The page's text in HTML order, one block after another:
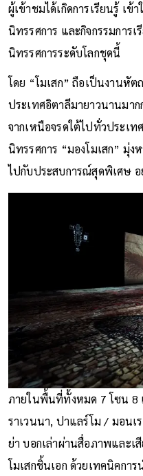
ผู้เข้าชมได้เกิดการเรียนรู้ เ
นิทรรศการ และกิจกรรมการ
นิทรรศการระดับโลกชุดนี้
โดย “โมเสก” ถือเป็นงานหั
ประเทศอิตาลีมายาวนานมา
จากเหนือจรดใต้ไปทั่วประเท
นิทรรศการ “มองโมเสก” มุ่
ไปกับประสบการณ์สุดพิเศษ อ
ภายในพื้นที่ทั้งหมด 7 โซน 8
ราเวนนา, ปาแลร์โม / มอนเ
ย่า บอกเล่าผ่านสื่อภาพและเ
โมเสกชิ้นเอก ด้วยเทคนิคกา